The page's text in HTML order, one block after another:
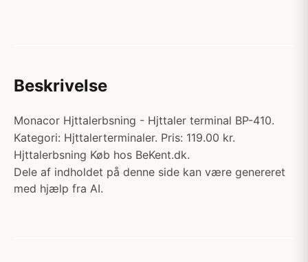
Beskrivelse
Monacor Hjttalerbsning - Hjttaler terminal BP-410.
Kategori: Hjttalerterminaler. Pris: 119.00 kr.
Hjttalerbsning Køb hos BeKent.dk.
Dele af indholdet på denne side kan være genereret
med hjælp fra AI.